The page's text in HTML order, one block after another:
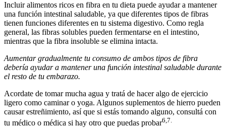
Incluir alimentos ricos en fibra en tu dieta puede ayudar a mantener
una función intestinal saludable, ya que diferentes tipos de fibras
tienen funciones diferentes en tu sistema digestivo. Como regla
general, las fibras solubles pueden fermentarse en el intestino,
mientras que la fibra insoluble se elimina intacta.
Aumentar gradualmente tu consumo de ambos tipos de fibra
debería ayudar a mantener una función intestinal saludable durante
el resto de tu embarazo.
Acordate de tomar mucha agua y tratá de hacer algo de ejercicio
ligero como caminar o yoga. Algunos suplementos de hierro pueden
causar estreñimiento, así que si estás tomando alguno, consultá con
tu médico o médica si hay otro que puedas probar6,7.